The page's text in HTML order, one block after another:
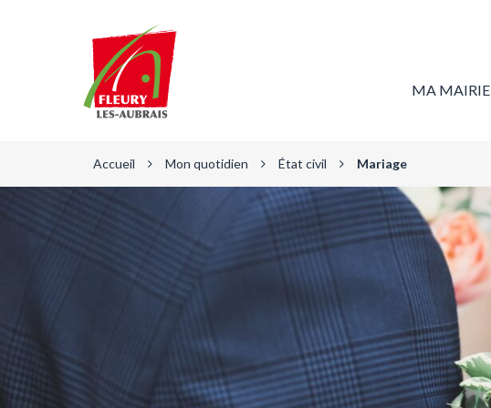
Fleury-
les-
Aubrais
MA MAIRIE
Accueil Mon quotidien État civil Mariage